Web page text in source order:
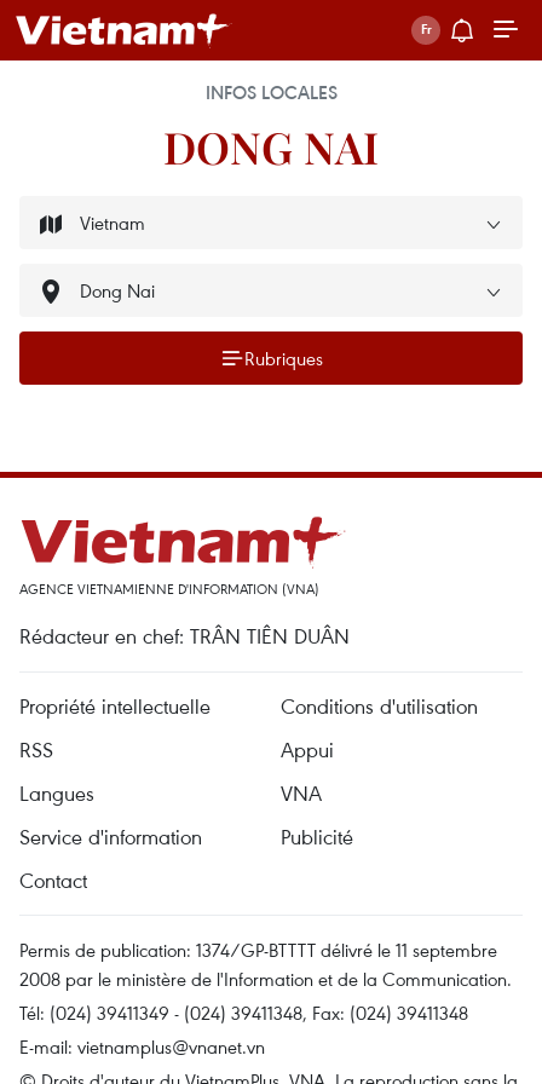
INFOS LOCALES
DONG NAI
Rubriques
AGENCE VIETNAMIENNE D'INFORMATION (VNA)
Rédacteur en chef: TRÂN TIÊN DUÂN
Propriété intellectuelle
Conditions d'utilisation
RSS
Appui
Langues
VNA
Service d'information
Publicité
Contact
Permis de publication: 1374/GP-BTTTT délivré le 11 septembre
2008 par le ministère de l'Information et de la Communication.
Tél: (024) 39411349 - (024) 39411348, Fax: (024) 39411348
E-mail: vietnamplus@vnanet.vn